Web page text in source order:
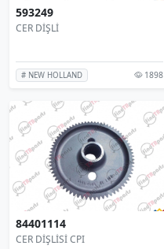
593249
CER DİŞLİ
# NEW HOLLAND 1898
84401114
CER DİŞLİSİ CPI